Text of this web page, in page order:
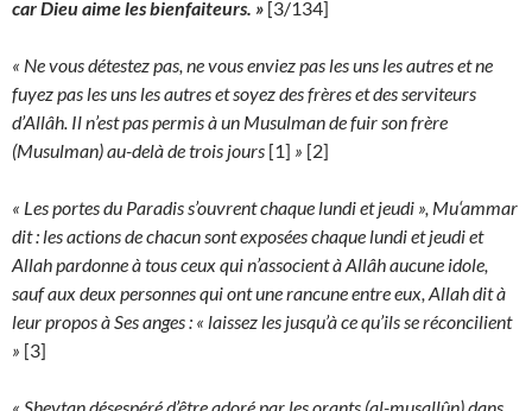
car Dieu aime les bienfaiteurs. » [3/134]
« Ne vous détestez pas, ne vous enviez pas les uns les autres et ne
fuyez pas les uns les autres et soyez des frères et des serviteurs
d’Allâh. Il n’est pas permis à un Musulman de fuir son frère
(Musulman) au-delà de trois jours [1] » [2]
« Les portes du Paradis s’ouvrent chaque lundi et jeudi », Mu‘ammar
dit : les actions de chacun sont exposées chaque lundi et jeudi et
Allah pardonne à tous ceux qui n’associent à Allâh aucune idole,
sauf aux deux personnes qui ont une rancune entre eux, Allah dit à
leur propos à Ses anges : « laissez les jusqu’à ce qu’ils se réconcilient
» [3]